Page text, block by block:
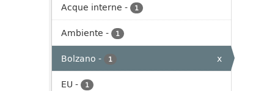
Acque interne - 1
Ambiente - 1
Bolzano - 1
x
EU - 1